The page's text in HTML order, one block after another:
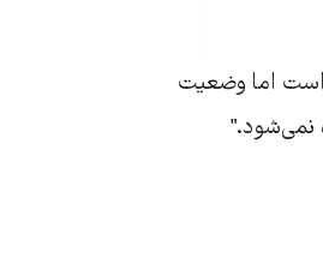
است اما وضعيت
نمی‌شود."